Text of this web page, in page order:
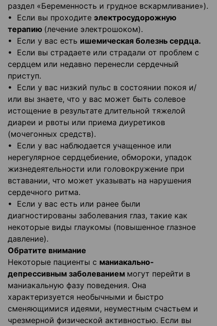
раздел «Беременность и грудное вскармливание»).
• Если вы проходите электросудорожную
терапию (лечение электрошоком).
• Если у вас есть ишемическая болезнь сердца.
• Если вы страдаете или страдали от проблем с
сердцем или недавно перенесли сердечный
приступ.
• Если у вас низкий пульс в состоянии покоя и/
или вы знаете, что у вас может быть солевое
истощение в результате длительной тяжелой
диареи и рвоты или приема диуретиков
(мочегонных средств).
• Если у вас наблюдается учащенное или
нерегулярное сердцебиение, обмороки, упадок
жизнедеятельности или головокружение при
вставании, что может указывать на нарушения
сердечного ритма.
• Если у вас есть или ранее были
диагностированы заболевания глаз, такие как
некоторые виды глаукомы (повышенное глазное
давление).
Обратите внимание
Некоторые пациенты с маниакально-
депрессивным заболеванием могут перейти в
маниакальную фазу поведения. Она
характеризуется необычными и быстро
сменяющимися идеями, неуместным счастьем и
чрезмерной физической активностью. Если вы